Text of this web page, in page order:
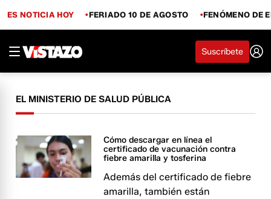
ES NOTICIA HOY FERIADO 10 DE AGOSTO FENÓMENO DE
Suscríbete
EL MINISTERIO DE SALUD PÚBLICA
Cómo descargar en línea el
certificado de vacunación contra
fiebre amarilla y tosferina
Además del certificado de fiebre
amarilla, también están